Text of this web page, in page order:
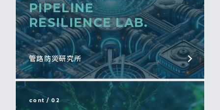
PIPELINE
RESILIENCE LAB.
管路防災研究所
cont / 02